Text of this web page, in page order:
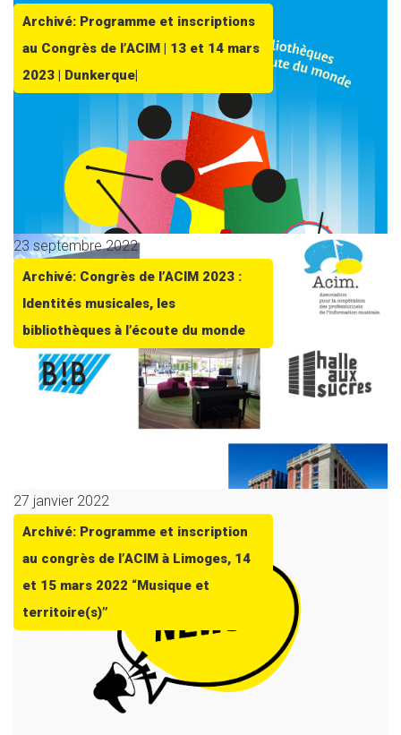
Archivé: Programme et inscriptions
au Congrès de l’ACIM | 13 et 14 mars
2023 | Dunkerque|
23 septembre 2022
Archivé: Congrès de l’ACIM 2023 :
Identités musicales, les
bibliothèques à l’écoute du monde
27 janvier 2022
Archivé: Programme et inscription
au congrès de l’ACIM à Limoges, 14
et 15 mars 2022 “Musique et
territoire(s)”